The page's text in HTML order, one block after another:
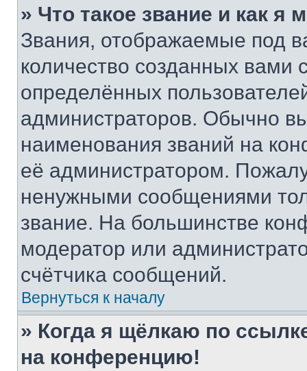
» Что такое звание и как я
Звания, отображаемые под
количество созданных
определённых
администраторов. Обычно
наименования званий на
её администратором.
ненужными сообщениями
звание. На большинстве
модератор или
счётчика сообщений.
Вернуться к началу
» Когда я щёлкаю по
на конференцию!